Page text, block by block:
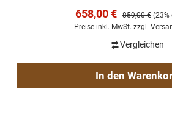
Verkaufspreis:
658,00 € Regulärer
859,00 € (23%
Preise inkl. MwSt. zzgl.
Vergleichen
In den